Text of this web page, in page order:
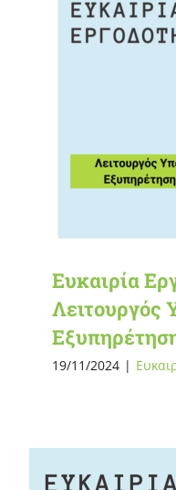
Ευκαιρία
Λειτουργός
19/11/2024 |